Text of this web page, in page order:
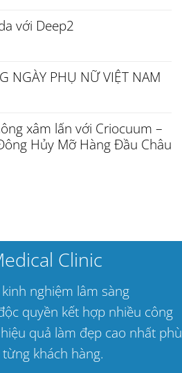
với Deep2
NGÀY PHỤ NỮ VIỆT NAM
xâm lấn với Criocuum –
Hủy Mỡ Hàng Đầu Châu
Clinic
nghiệm lâm sàng
quyền kết hợp nhiều công
quả làm đẹp cao nhất phù
khách hàng.